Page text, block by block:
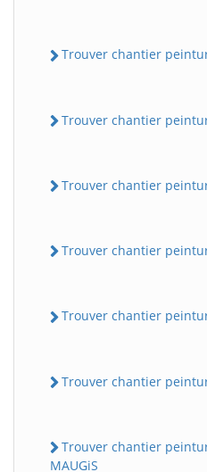
Trouver chantier
Trouver chantier
Trouver chantier
Trouver chantier
Trouver chantier
Trouver chantier
Trouver chantier
MAUGiS